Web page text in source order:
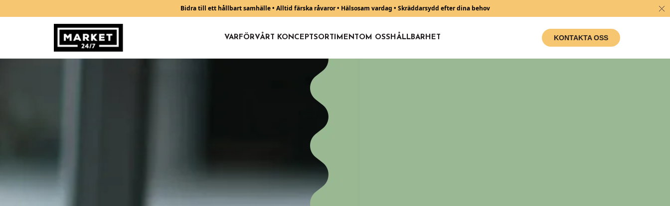
Bidra till ett hållbart samhälle • Alltid färska råvaror • Hälsosam vardag • Skräddarsydd efter dina behov
Market 24/7 logo
VARFÖRVÅRT KONCEPT SORTIMENT OM OSSHÅLLBARHET KONTAKTA OSS